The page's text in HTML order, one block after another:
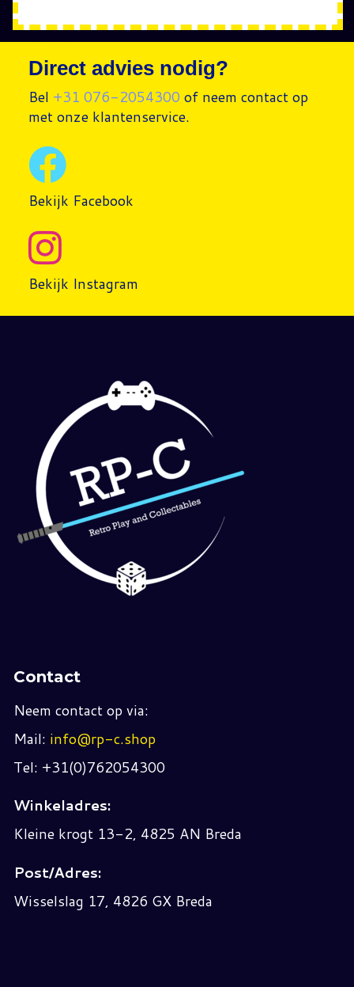
Direct advies nodig?
Bel +31 076-2054300 of neem contact op
met onze klantenservice.
Bekijk Facebook
Bekijk Instagram
Contact
Neem contact op via:
Mail: info@rp-c.shop
Tel: +31(0)762054300
Winkeladres:
Kleine krogt 13-2, 4825 AN Breda
Post/Adres:
Wisselslag 17, 4826 GX Breda